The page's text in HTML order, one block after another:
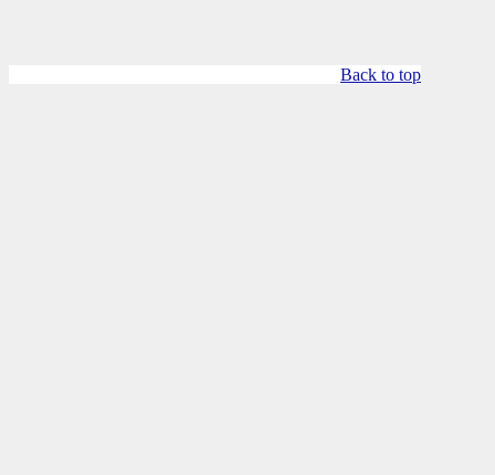
Back to top